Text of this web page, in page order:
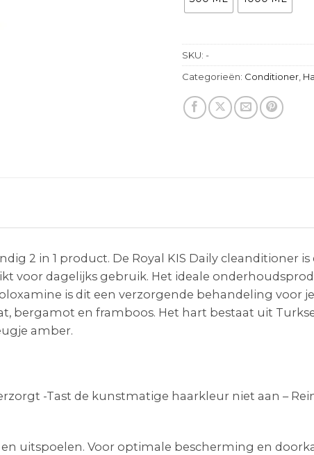
SKU: -
Categorieën: Conditioner
2 in 1 product. De Royal KIS Daily cleanditioner
voor dagelijks gebruik. Het ideale
is dit een verzorgende behandeling voor
bergamot en framboos. Het hart bestaat uit
amber.
-Tast de kunstmatige haarkleur niet aan –
uitspoelen. Voor optimale bescherming en